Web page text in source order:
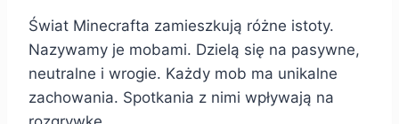
Świat Minecrafta zamieszkują różne istoty.
Nazywamy je mobami. Dzielą się na pasywne,
neutralne i wrogie. Każdy mob ma unikalne
zachowania. Spotkania z nimi wpływają na